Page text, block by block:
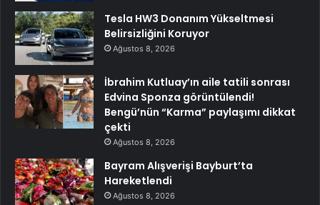
Tesla HW3 Donanım Yükseltmesi
Belirsizliğini Koruyor
Ağustos 8, 2026
İbrahim Kutluay’ın aile tatili sonrası
Edvina Sponza görüntülendi!
Bengü’nün “Karma” paylaşımı dikkat
çekti
Ağustos 8, 2026
Bayram Alışverişi Bayburt’ta
Hareketlendi
Ağustos 8, 2026